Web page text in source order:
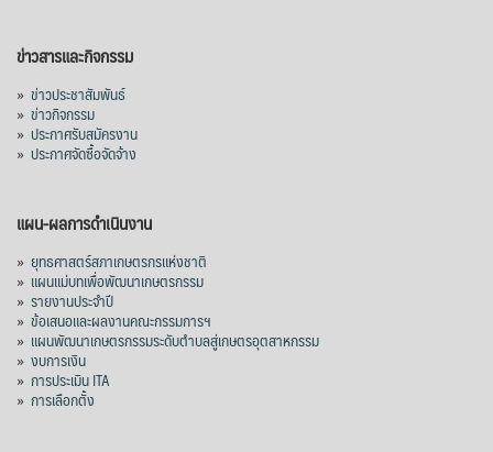
ข่าวสารและกิจกรรม
» ข่าวประชาสัมพันธ์
» ข่าวกิจกรรม
» ประกาศรับสมัครงาน
» ประกาศจัดซื้อจัดจ้าง
แผน-ผลการดำเนินงาน
» ยุทธศาสตร์สภาเกษตรกรแห่งชาติ
» แผนแม่บทเพื่อพัฒนาเกษตรกรรม
» รายงานประจำปี
» ข้อเสนอและผลงานคณะกรรมการฯ
» แผนพัฒนาเกษตรกรรมระดับตำบลสู่เกษตรอุตสาหกรรม
» งบการเงิน
» การประเมิน ITA
» การเลือกตั้ง